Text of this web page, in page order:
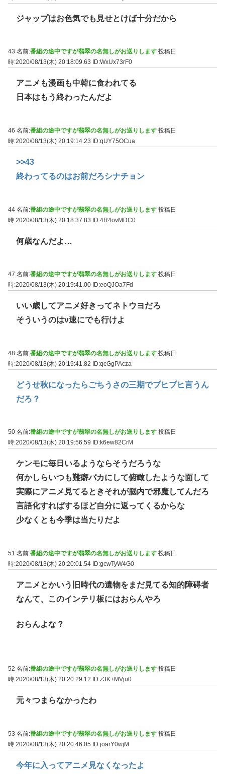
ジャップはお色気でも見せとけば十分だから
43 名前:番組の途中ですが翡翠の名無しがお送りします 投稿日
時:2020/08/13(木) 20:18:09.63
ID:WxUx73rF0
アニメも漫画も中韓に食われてる
日本はもう終わったんだよ
46 名前:番組の途中ですが翡翠の名無しがお送りします 投稿日
時:2020/08/13(木) 20:19:14.23
ID:qUY75OCua
>>43
終わってるのはお前だろシナチョン
44 名前:番組の途中ですが翡翠の名無しがお送りします 投稿日
時:2020/08/13(木) 20:18:37.83 ID:4R4ovMDC0
何歳なんだよ…
47 名前:番組の途中ですが翡翠の名無しがお送りします 投稿日
時:2020/08/13(木) 20:19:41.00 ID:eoQJOa7Fd
いい歳してアニメ好きってネトウヨだろ
そういうのはν速にでも行けよ
48 名前:番組の途中ですが翡翠の名無しがお送りします 投稿日
時:2020/08/13(木) 20:19:41.82 ID:qcGgPAcza
どうせ秋になったらごちうさの三期でブヒブヒ言うん
だろ？
50 名前:番組の途中ですが翡翠の名無しがお送りします 投稿日
時:2020/08/13(木) 20:19:56.59
ID:k6ew82CrM
ケンモに毎日いるようならそうだろうな
何かしらいつも難癖バカにして俯瞰したような面して
実際にアニメ見てるときそれが脳内で邪魔してんだろ
言語化すればするほど自分に返ってくるからな
少なくとも今季は当たりだよ
51 名前:番組の途中ですが翡翠の名無しがお送りします 投稿日
時:2020/08/13(木) 20:20:01.54 ID:gcwTyW4G0
アニメとかいう旧時代の遺物をまだ見てる知的障碍者
なんて、このインテリ板にはおらんやろ
おらんよな？
52 名前:番組の途中ですが翡翠の名無しがお送りします 投稿日
時:2020/08/13(木) 20:20:29.12
ID:z3K+MVju0
元々つまらなかったわ
53 名前:番組の途中ですが翡翠の名無しがお送りします 投稿日
時:2020/08/13(木) 20:20:46.05 ID:joarY0wjM
今年に入ってアニメ見なくなったよ